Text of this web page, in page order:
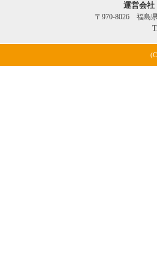
運営会
〒970-8026 福島